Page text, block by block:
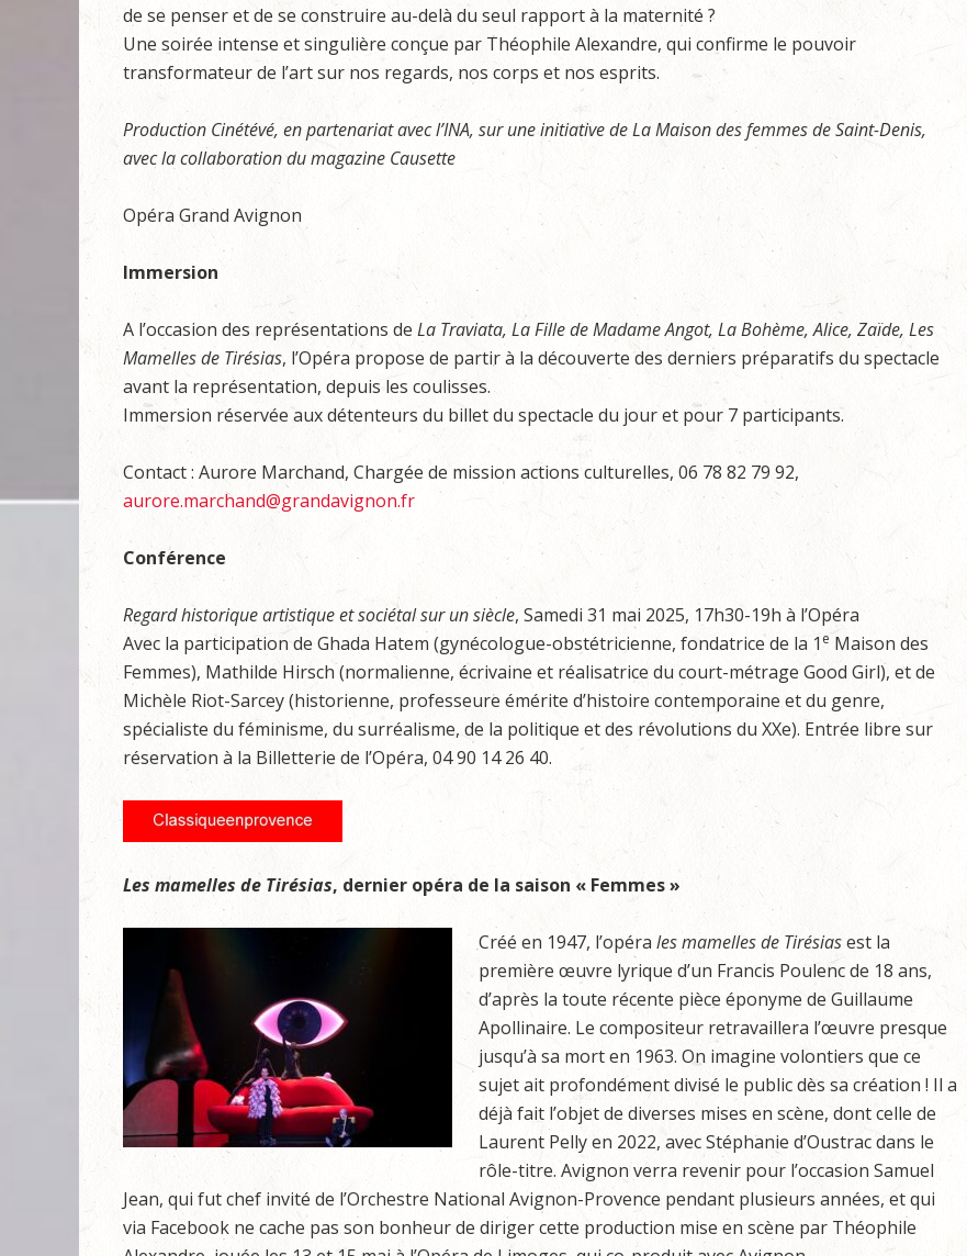
de se penser et de se construire au-delà du seul rapport à la maternité ?
Une soirée intense et singulière conçue par Théophile Alexandre, qui confirme le pouvoir
transformateur de l’art sur nos regards, nos corps et nos esprits.
Production Cinétévé, en partenariat avec l’INA, sur une initiative de La Maison des femmes de Saint-Denis,
avec la collaboration du magazine Causette
Opéra Grand Avignon
Immersion
A l’occasion des représentations de La Traviata, La Fille de Madame Angot, La Bohème, Alice, Zaïde, Les
Mamelles de Tirésias, l’Opéra propose de partir à la découverte des derniers préparatifs du spectacle
avant la représentation, depuis les coulisses.
Immersion réservée aux détenteurs du billet du spectacle du jour et pour 7 participants.
Contact : Aurore Marchand, Chargée de mission actions culturelles, 06 78 82 79 92,
aurore.marchand@grandavignon.fr
Conférence
Regard historique artistique et sociétal sur un siècle, Samedi 31 mai 2025, 17h30-19h à l’Opéra
Avec la participation de Ghada Hatem (gynécologue-obstétricienne, fondatrice de la 1 e Maison des
Femmes), Mathilde Hirsch (normalienne, écrivaine et réalisatrice du court-métrage Good Girl), et de
Michèle Riot-Sarcey (historienne, professeure émérite d’histoire contemporaine et du genre,
spécialiste du féminisme, du surréalisme, de la politique et des révolutions du XXe). Entrée libre sur
réservation à la Billetterie de l’Opéra, 04 90 14 26 40.
Les mamelles de Tirésias, dernier opéra de la saison « Femmes »
Créé en 1947, l’opéra les mamelles de Tirésiasest la
première œuvre lyrique d’un Francis Poulenc de 18 ans,
d’après la toute récente pièce éponyme de Guillaume
Apollinaire. Le compositeur retravaillera l’œuvre presque
jusqu’à sa mort en 1963. On imagine volontiers que ce
sujet ait profondément divisé le public dès sa création ! Il a
déjà fait l’objet de diverses mises en scène, dont celle de
Laurent Pelly en 2022, avec Stéphanie d’Oustrac dans le
rôle-titre. Avignon verra revenir pour l’occasion Samuel
Jean, qui fut chef invité de l’Orchestre National Avignon-Provence pendant plusieurs années, et qui
via Facebook ne cache pas son bonheur de diriger cette production mise en scène par Théophile